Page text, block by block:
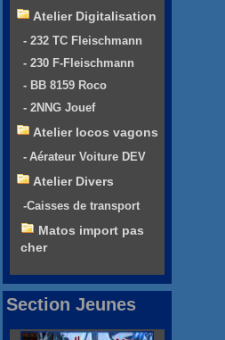
Atelier Digitalisation
- 232 TC Fleischmann
- 230 F-Fleischmann
- BB 8159 Roco
- 2NNG Jouef
Atelier locos vagons
- Aérateur Voiture DEV
Atelier Divers
-Caisses de transport
Matos import pas
cher
Section Jeunes